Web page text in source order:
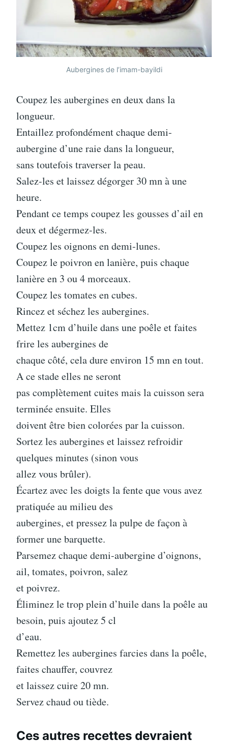
Aubergines de l’imam-bayildi
Coupez les aubergines en deux dans la
longueur.
Entaillez profondément chaque demi-
aubergine d’une raie dans la longueur,
sans toutefois traverser la peau.
Salez-les et laissez dégorger 30 mn à une
heure.
Pendant ce temps coupez les gousses d’ail en
deux et dégermez-les.
Coupez les oignons en demi-lunes.
Coupez le poivron en lanière, puis chaque
lanière en 3 ou 4 morceaux.
Coupez les tomates en cubes.
Rincez et séchez les aubergines.
Mettez 1cm d’huile dans une poêle et faites
frire les aubergines de
chaque côté, cela dure environ 15 mn en tout.
A ce stade elles ne seront
pas complètement cuites mais la cuisson sera
terminée ensuite. Elles
doivent être bien colorées par la cuisson.
Sortez les aubergines et laissez refroidir
quelques minutes (sinon vous
allez vous brûler).
Écartez avec les doigts la fente que vous avez
pratiquée au milieu des
aubergines, et pressez la pulpe de façon à
former une barquette.
Parsemez chaque demi-aubergine d’oignons,
ail, tomates, poivron, salez
et poivrez.
Éliminez le trop plein d’huile dans la poêle au
besoin, puis ajoutez 5 cl
d’eau.
Remettez les aubergines farcies dans la poêle,
faites chauffer, couvrez
et laissez cuire 20 mn.
Servez chaud ou tiède.
Ces autres recettes devraient